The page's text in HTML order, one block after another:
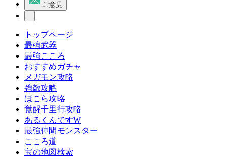
ご意見
トップページ
最強武器
最強こころ
おすすめガチャ
メガモン攻略
強敵攻略
ほこら攻略
覚醒千里行攻略
あるくんですW
最強仲間モンスター
こころ道
宝の地図検索